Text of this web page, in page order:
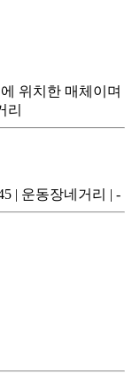
위치한 매체이며
리
| 운동장네거리 | -